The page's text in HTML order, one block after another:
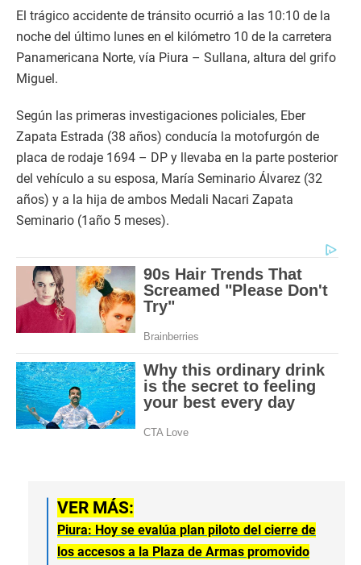
El trágico accidente de tránsito ocurrió a las 10:10 de la
noche del último lunes en el kilómetro 10 de la carretera
Panamericana Norte, vía Piura – Sullana, altura del grifo
Miguel.
Según las primeras investigaciones policiales, Eber
Zapata Estrada (38 años) conducía la motofurgón de
placa de rodaje 1694 – DP y llevaba en la parte posterior
del vehículo a su esposa, María Seminario Álvarez (32
años) y a la hija de ambos Medali Nacari Zapata
Seminario (1año 5 meses).
VER MÁS:
Piura: Hoy se evalúa plan piloto del cierre de
los accesos a la Plaza de Armas promovido